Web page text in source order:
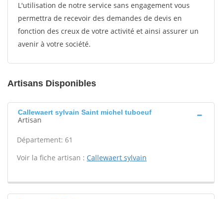
L'utilisation de notre service sans engagement vous
permettra de recevoir des demandes de devis en
fonction des creux de votre activité et ainsi assurer un
avenir à votre société.
Artisans Disponibles
Callewaert sylvain Saint michel tuboeuf
Artisan
Département: 61
Voir la fiche artisan : Callewaert sylvain